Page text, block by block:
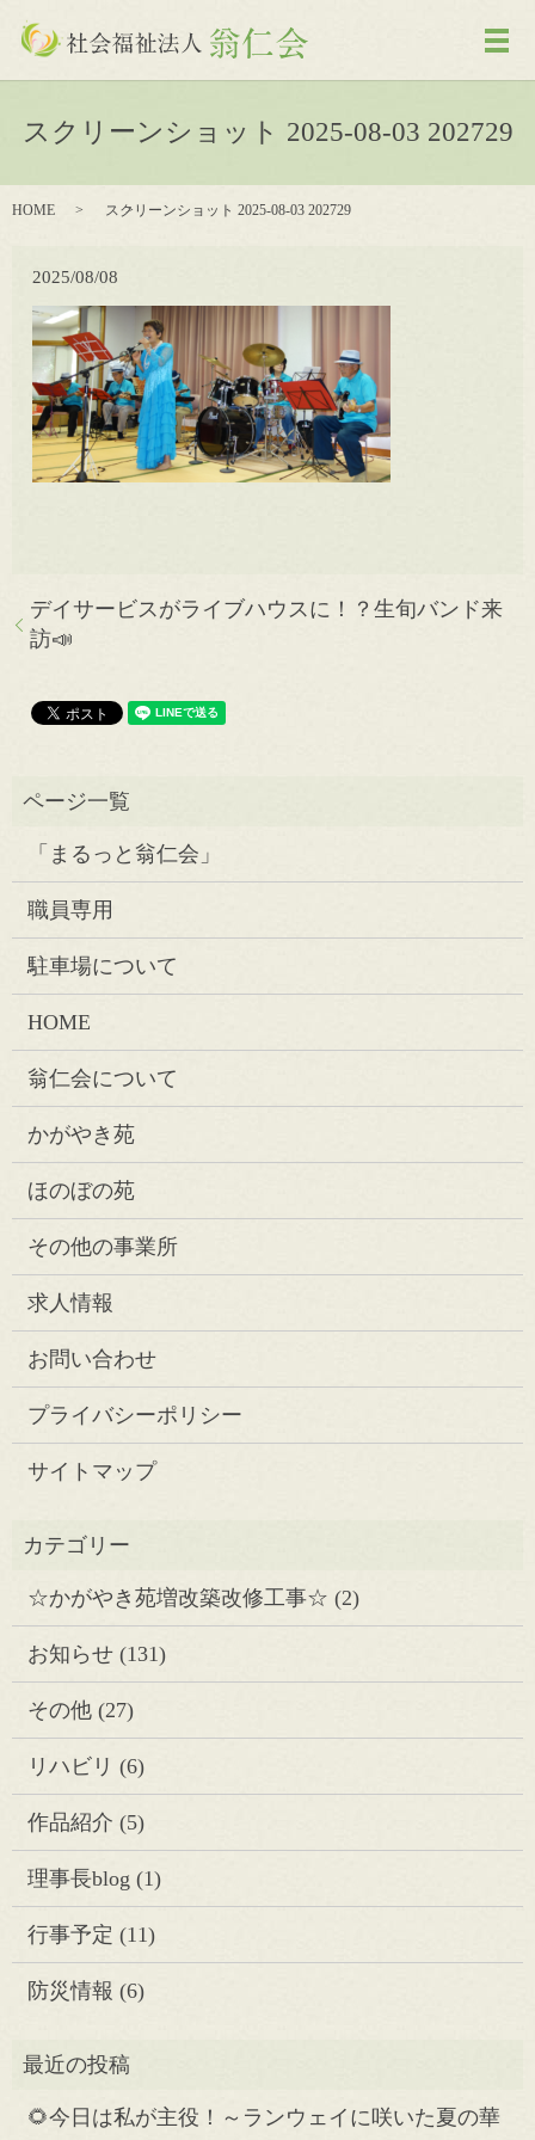
メ
スクリーンショット 2025-08-03 202729
HOME スクリーンショット 2025-08-03 202729
2025/08/08
デイサービスがライブハウスに！？生旬バンド来
訪📣
「まるっと翁仁会」
職員専用
駐車場について
HOME
翁仁会について
かがやき苑
ほのぼの苑
その他の事業所
求人情報
お問い合わせ
プライバシーポリシー
サイトマップ
☆かがやき苑増改築改修工事☆ (2)
お知らせ(131)
その他(27)
リハビリ (6)
作品紹介 (5)
理事長blog (1)
行事予定 (11)
防災情報 (6)
🌻今日は私が主役！～ランウェイに咲いた夏の華